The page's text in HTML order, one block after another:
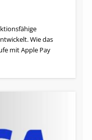
Wie das
mit Apple Pay